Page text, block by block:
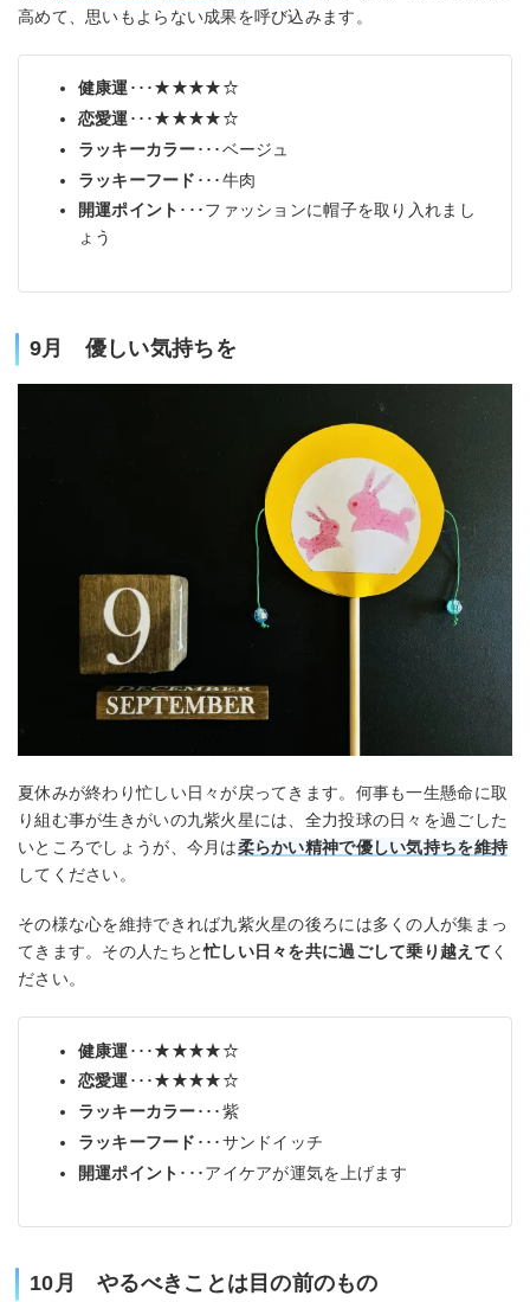
高めて、思いもよらない成果を呼び込みます。
健康運･･･★★★★☆
恋愛運･･･★★★★☆
ラッキーカラー･･･ベージュ
ラッキーフード ･･･牛肉
開運ポイント ･･･ファッションに帽子を取り入れまし
ょう
9月 優しい気持ちを
夏休みが終わり忙しい日々が戻ってきます。何事も一生懸命に取
り組む事が生きがいの九紫火星には、全力投球の日々を過ごした
いところでしょうが、今月は柔らかい精神で優しい気持ちを維持
してください。
その様な心を維持できれば九紫火星の後ろには多くの人が集まっ
てきます。その人たちと忙しい日々を共に過ごして乗り越えて く
ださい。
健康運･･･★★★★☆
恋愛運･･･★★★★☆
ラッキーカラー･･･紫
ラッキーフード ･･･サンドイッチ
開運ポイント ･･･アイケアが運気を上げます
10月 やるべきことは目の前のもの